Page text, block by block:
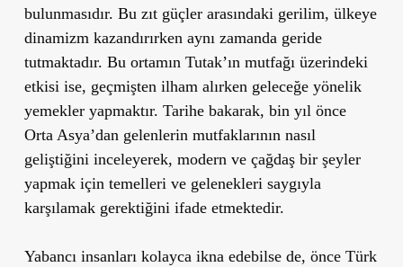
bulunmasıdır. Bu zıt güçler arasındaki gerilim, ülkeye
dinamizm kazandırırken aynı zamanda geride
tutmaktadır. Bu ortamın Tutak’ın mutfağı üzerindeki
etkisi ise, geçmişten ilham alırken geleceğe yönelik
yemekler yapmaktır. Tarihe bakarak, bin yıl önce
Orta Asya’dan gelenlerin mutfaklarının nasıl
geliştiğini inceleyerek, modern ve çağdaş bir şeyler
yapmak için temelleri ve gelenekleri saygıyla
karşılamak gerektiğini ifade etmektedir.
Yabancı insanları kolayca ikna edebilse de, önce Türk